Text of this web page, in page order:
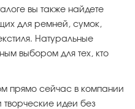
вы также найдете
для ремней, сумок,
Натуральные
выбором для тех, кто
прямо сейчас в компании
творческие идеи без